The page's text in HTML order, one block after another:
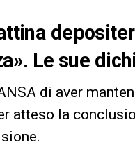
Le sue
di aver
atteso la